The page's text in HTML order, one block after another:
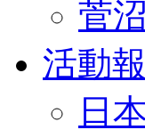
菅
活動
日